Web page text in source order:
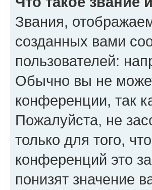
Звания,
созданных вами
пользователей:
Обычно вы не
конференции, так
Пожалуйста, не
только для того,
конференций это
понизят значение